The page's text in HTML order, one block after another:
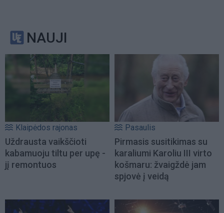
NAUJI
Klaipėdos rajonas
Uždrausta vaikščioti
kabamuoju tiltu per upę -
jį remontuos
Pasaulis
Pirmasis susitikimas su
karaliumi Karoliu III virto
košmaru: žvaigždė jam
spjovė į veidą